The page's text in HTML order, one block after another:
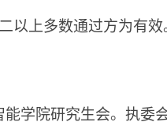
以上多数通过方为有
学院研究生会。执委